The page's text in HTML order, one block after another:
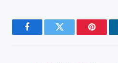
FacebookTwitter